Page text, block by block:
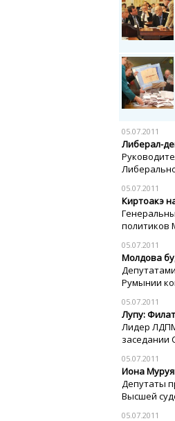
05.07.2011
Либерал-
05.07.2011
Киртоакэ
политиков
05.07.2011
Молдова
Румынии
05.07.2011
Лупу:
Лидер
заседании
05.07.2011
Иона
Депутаты
Высшей
05.07.2011